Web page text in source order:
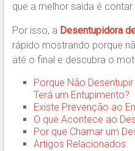
que a melhor saída é
Por isso, a Desentupidora
rápido mostrando porque
até o final e descubra o
Porque Não
Terá um Entupimento?
Existe Prevenção ao
O que Acontece ao
Por que Chamar um
Artigos Relacionados: